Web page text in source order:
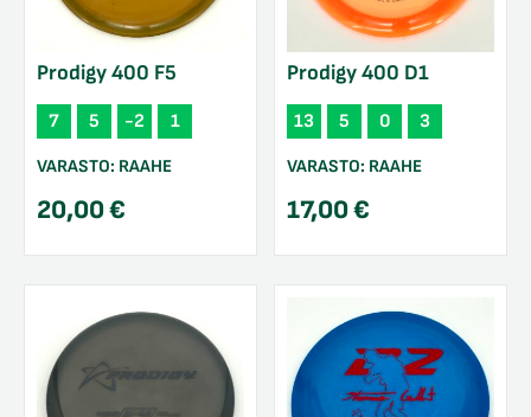
Prodigy 400 F5
7 5 -2 1
VARASTO: RAAHE
20,00€
Prodigy 400 D1
13 5 0 3
VARASTO: RAAHE
17,00€